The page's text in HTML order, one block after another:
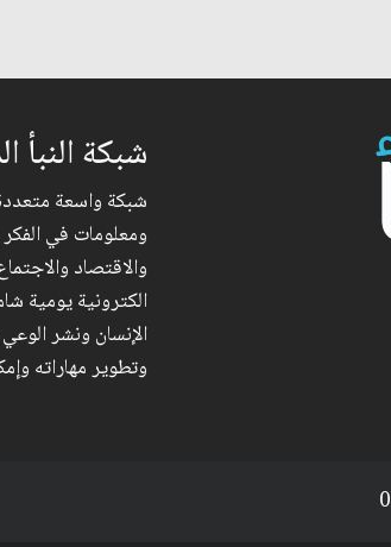
شبكة النبأ
شبكة واسعة
ومعلومات في الفكر
والاقتصاد
الكترونية يومية
الإنسان ونشر الوعي
وتطوير مهاراته